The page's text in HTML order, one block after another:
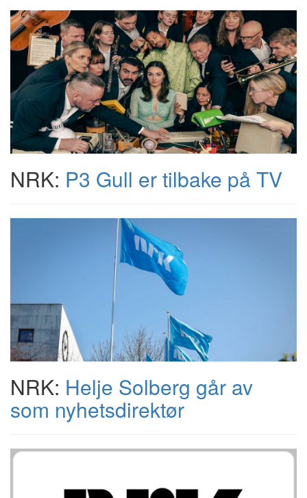
NRK: P3 Gull er tilbake på TV
NRK: Helje Solberg går av
som nyhetsdirektør